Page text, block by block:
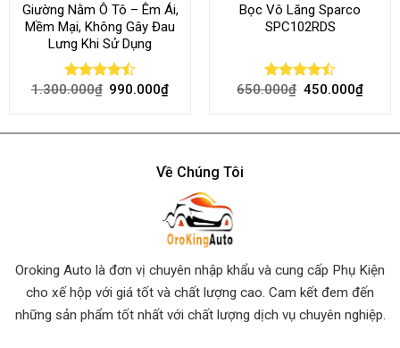
Giường Nằm Ô Tô – Êm Ái,
Mềm Mại, Không Gây Đau
Lưng Khi Sử Dụng
Rated
1.300.000₫ 990.000₫
Bọc Vô Lăng Sparco
SPC102RDS
Rated
650.000₫ 450.000₫
Về Chúng Tôi
Oroking Auto là đơn vị chuyên nhập khẩu và cung cấp Phụ Kiện
cho xế hộp với giá tốt và chất lượng cao. Cam kết đem đến
những sản phẩm tốt nhất với chất lượng dịch vụ chuyên nghiệp.